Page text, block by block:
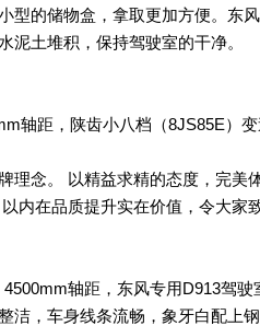
型的储物盒，拿取更加方便。东
土堆积，保持驾驶室的干净。
轴距，陕齿小八档（8JS85E）
理念。 以精益求精的态度，完
内在品质提升实在价值，令大家
轴距，东风专用D913驾
洁，车身线条流畅，象牙白配上